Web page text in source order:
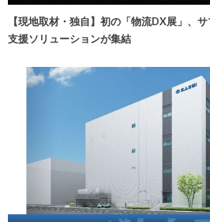
【現地取材・独自】初の「物流DX展」、
支援ソリューションが集結